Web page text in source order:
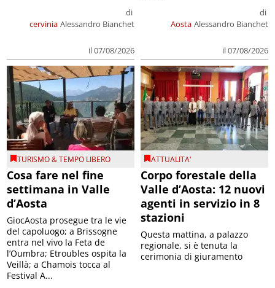
cervinia
di
Alessandro Bianchet
il 07/08/2026
Aosta
di
Alessandro Bianchet
il 07/08/2026
TURISMO & TEMPO LIBERO
Cosa fare nel fine
settimana in Valle
d’Aosta
GiocAosta prosegue tra le vie
del capoluogo; a Brissogne
entra nel vivo la Feta de
l’Oumbra; Etroubles ospita la
Veillà; a Chamois tocca al
Festival A...
ATTUALITA'
Corpo forestale della
Valle d’Aosta: 12 nuovi
agenti in servizio in 8
stazioni
Questa mattina, a palazzo
regionale, si è tenuta la
cerimonia di giuramento